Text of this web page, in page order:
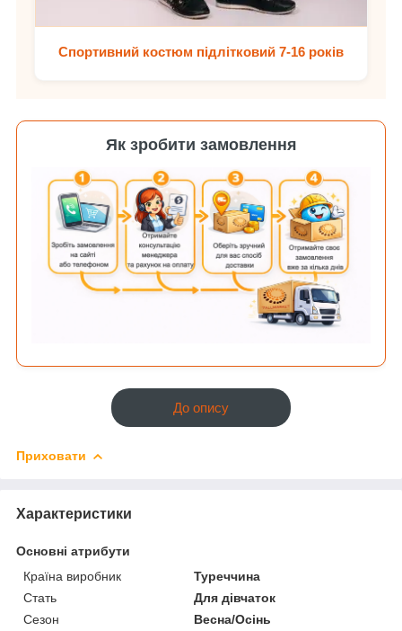
Спортивний костюм підлітковий 7-16 років
Як зробити замовлення
До опису
Приховати
Характеристики
Основні атрибути
Країна виробник
Туреччина
Стать
Для дівчаток
Сезон
Весна/Осінь